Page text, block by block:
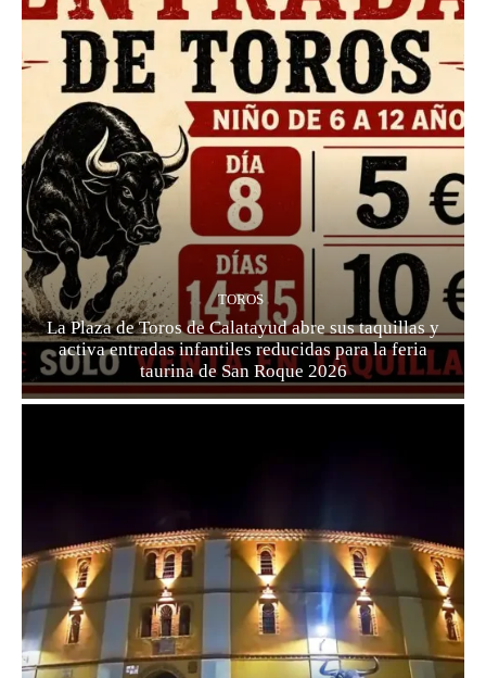
TOROS
La Plaza de Toros de Calatayud abre sus taquillas y
activa entradas infantiles reducidas para la feria
taurina de San Roque 2026